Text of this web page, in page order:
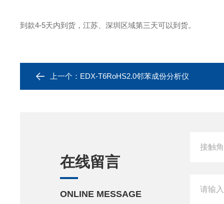
到款4-5天内到货，江苏、深圳区域第三天可以到货。
上一个： EDX-T6RoHS2.0邻苯成份分析仪
在线留言
ONLINE MESSAGE